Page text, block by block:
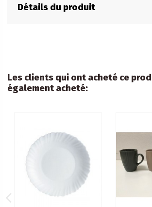
Détails du produit
Les clients qui ont acheté ce
également acheté: